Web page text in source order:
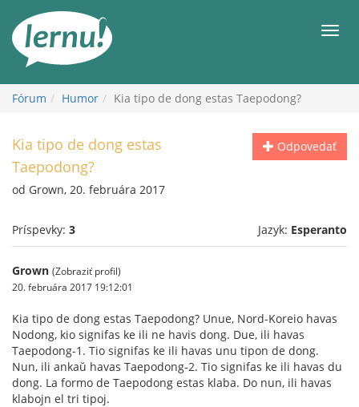
obsah
Fórum Humor Kia tipo de dong estas Taepodong?
Odpovedať
Kia tipo de dong estas
Taepodong?
od Grown, 20. februára 2017
Príspevky: 3 Jazyk: Esperanto
Grown (Zobraziť profil)
20. februára 2017 19:12:01
Kia tipo de dong estas Taepodong? Unue, Nord-Koreio havas
Nodong, kio signifas ke ili ne havis dong. Due, ili havas
Taepodong-1. Tio signifas ke ili havas unu tipon de dong.
Nun, ili ankaŭ havas Taepodong-2. Tio signifas ke ili havas du
dong. La formo de Taepodong estas klaba. Do nun, ili havas
klabojn el tri tipoj.